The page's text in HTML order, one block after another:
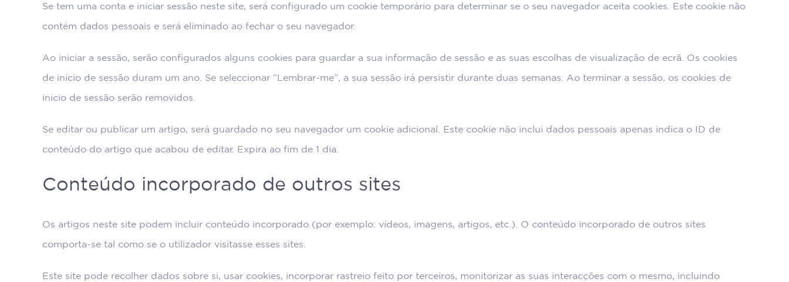
Se tem uma conta e iniciar sessão neste site, será configurado um cookie temporário para determinar se o seu navegador aceita cookies. Este cookie não
contém dados pessoais e será eliminado ao fechar o seu navegador.
Ao iniciar a sessão, serão configurados alguns cookies para guardar a sua informação de sessão e as suas escolhas de visualização de ecrã. Os cookies
de início de sessão duram um ano. Se seleccionar “Lembrar-me”, a sua sessão irá persistir durante duas semanas. Ao terminar a sessão, os cookies de
inicio de sessão serão removidos.
Se editar ou publicar um artigo, será guardado no seu navegador um cookie adicional. Este cookie não inclui dados pessoais apenas indica o ID de
conteúdo do artigo que acabou de editar. Expira ao fim de 1 dia.
Conteúdo incorporado de outros sites
Os artigos neste site podem incluir conteúdo incorporado (por exemplo: vídeos, imagens, artigos, etc.). O conteúdo incorporado de outros sites
comporta-se tal como se o utilizador visitasse esses sites.
Este site pode recolher dados sobre si, usar cookies, incorporar rastreio feito por terceiros, monitorizar as suas interacções com o mesmo, incluindo